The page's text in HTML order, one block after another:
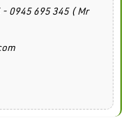
0945 695 345 ( Mr